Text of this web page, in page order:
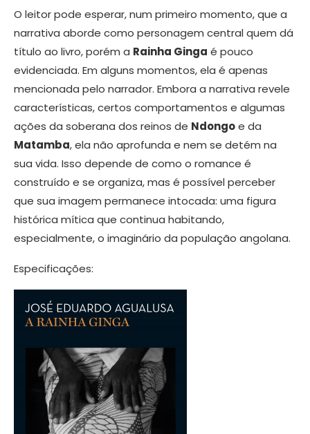
O leitor pode esperar, num primeiro momento, que a
narrativa aborde como personagem central quem dá
título ao livro, porém a Rainha Ginga é pouco
evidenciada. Em alguns momentos, ela é apenas
mencionada pelo narrador. Embora a narrativa revele
características, certos comportamentos e algumas
ações da soberana dos reinos de Ndongoe da
Matamba, ela não aprofunda e nem se detém na
sua vida. Isso depende de como o romance é
construído e se organiza, mas é possível perceber
que sua imagem permanece intocada: uma figura
histórica mítica que continua habitando,
especialmente, o imaginário da população angolana.
Especificações: